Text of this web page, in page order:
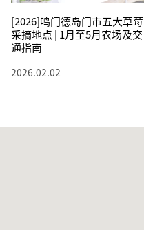
[2026]鸣门德岛门市五大草莓
采摘地点 | 1月至5月农场及交
通指南
2026.02.02